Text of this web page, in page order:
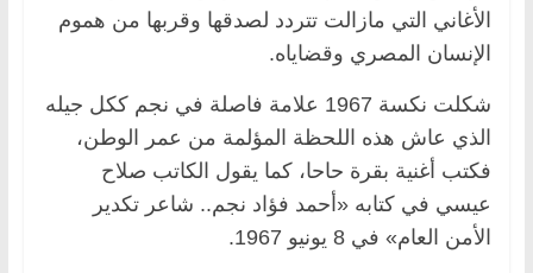
الأغاني التي مازالت تتردد لصدقها وقربها من هموم
الإنسان المصري وقضاياه.
شكلت نكسة 1967 علامة فاصلة في نجم ككل جيله
الذي عاش هذه اللحظة المؤلمة من عمر الوطن،
فكتب أغنية بقرة حاحا، كما يقول الكاتب صلاح
عيسي في كتابه «أحمد فؤاد نجم.. شاعر تكدير
الأمن العام» في 8 يونيو 1967.